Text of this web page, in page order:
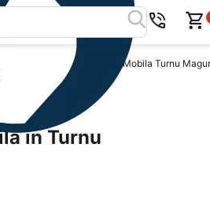
Mobila Judetul Teleorman Mobila Turnu
in Turnu